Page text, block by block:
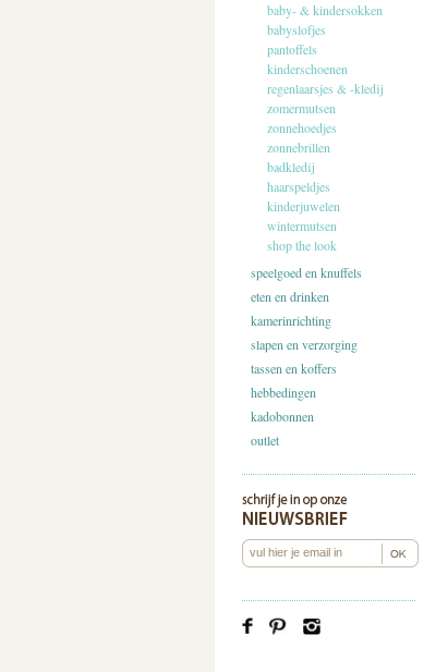
baby- & kindersokken
babyslofjes
pantoffels
kinderschoenen
regenlaarsjes & -kledij
zomermutsen
zonnehoedjes
zonnebrillen
badkledij
haarspeldjes
kinderjuwelen
wintermutsen
shop the look
speelgoed en knuffels
eten en drinken
kamerinrichting
slapen en verzorging
tassen en koffers
hebbedingen
kadobonnen
outlet